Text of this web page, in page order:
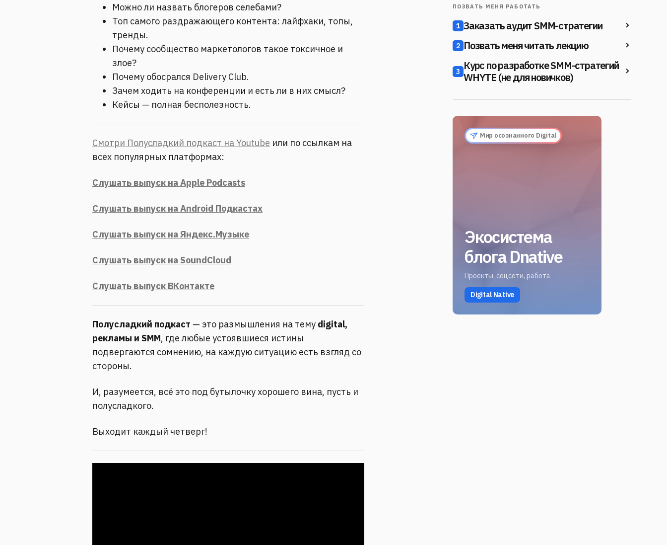
Можно ли назвать блогеров селебами?
Топ самого раздражающего контента: лайфхаки, топы,
тренды.
Почему сообщество маркетологов такое токсичное и
злое?
Почему обосрался Delivery Club.
Зачем ходить на конференции и есть ли в них смысл?
Кейсы — полная бесполезность.
Смотри Полусладкий подкаст на Youtube или по ссылкам на
всех популярных платформах:
Слушать выпуск на Apple Podcasts
Слушать выпуск на Android Подкастах
Слушать выпуск на Яндекс.Музыке
Слушать выпуск на SoundCloud
Слушать выпуск ВКонтакте
Полусладкий подкаст — это размышления на тему digital,
рекламы и SMM, где любые устоявшиеся истины
подвергаются сомнению, на каждую ситуацию есть взгляд со
стороны.
И, разумеется, всё это под бутылочку хорошего вина, пусть и
полусладкого.
Выходит каждый четверг!
ПОЗВАТЬ МЕНЯ РАБОТАТЬ
1 Заказать аудит SMM-стратегии
2 Позвать меня читать лекцию
3 Курс по разработке SMM-стратегий
WHYTE (не для новичков)
Мир осознанного Digital
Экосистема
блога Dnative
Проекты, соцсети, работа
Digital Native